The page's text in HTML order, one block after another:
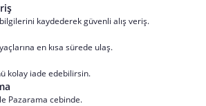
kaydederek güvenli alış veriş.
en kısa sürede ulaş.
kolay iade edebilirsin.
Pazarama cebinde.